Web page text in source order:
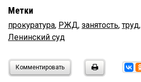
Метки
прокуратура, РЖД, занятость,труд,
Ленинский суд
Комментировать